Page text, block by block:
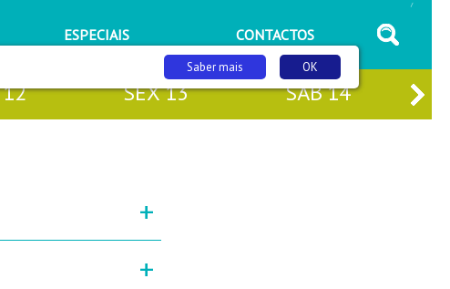
ESPECIAIS CONTACTOS
/
12 SEX13 SÁB14
+
+
OK
Saber mais